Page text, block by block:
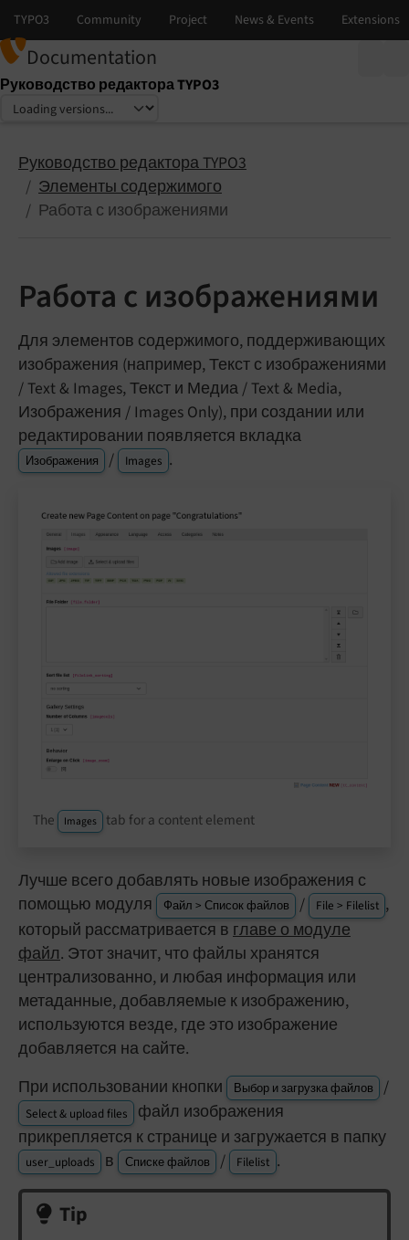
Documentation
Руководство редактора TYPO3
Select language
Select version
Руководство редактора TYPO3
Элементы содержимого
Работа с изображениями
Работа с изображениями
Для элементов содержимого, поддерживающих
изображения (например, Текст с изображениями
/ Text & Images, Текст и Медиа / Text & Media,
Изображения / Images Only), при создании или
редактировании появляется вкладка
Изображения / Images .
The Images tab for a content element
Лучше всего добавлять новые изображения с
помощью модуля
Файл > Список файлов / File > Filelist ,
который рассматривается в главе о модуле
файл. Этот значит, что файлы хранятся
централизованно, и любая информация или
метаданные, добавляемые к изображению,
используются везде, где это изображение
добавляется на сайте.
При использовании кнопки
Выбор и загрузка файлов /
Select & upload files
файл изображения
прикрепляется к странице и загружается в папку
user_uploads в Списке файлов / Filelist .
Tip